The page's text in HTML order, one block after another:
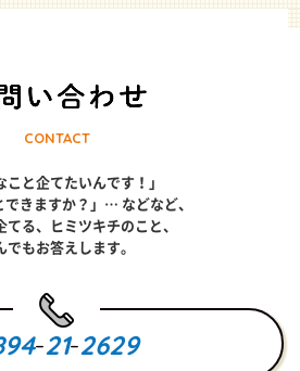
CONTACT
こと企てたいんです！」
できますか？」… などなど、
てる、ヒミツキチのこと、
でもお答えします。
-21-2629